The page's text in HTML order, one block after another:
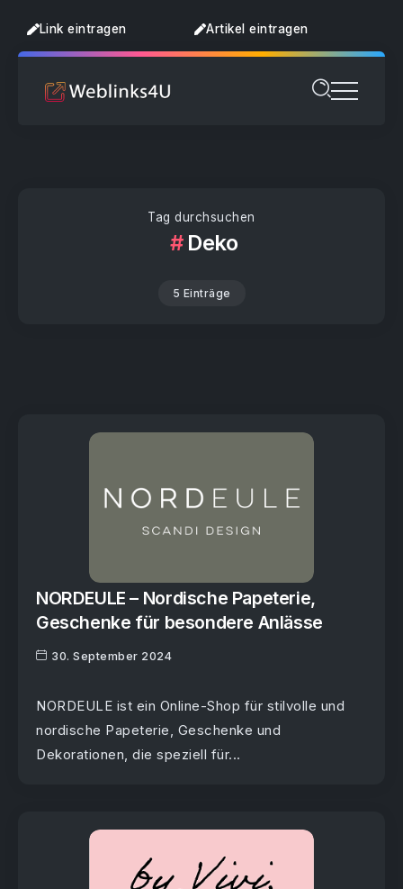
Link eintragen Artikel eintragen
Tag durchsuchen
Deko
5 Einträge
NORDEULE – Nordische Papeterie,
Geschenke für besondere Anlässe
30. September 2024
NORDEULE ist ein Online-Shop für stilvolle und
nordische Papeterie, Geschenke und
Dekorationen, die speziell für...